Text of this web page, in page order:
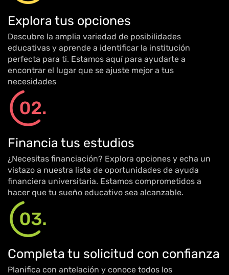
Explora tus opciones
Descubre la amplia variedad de posibilidades
educativas y aprende a identificar la institución
perfecta para ti. Estamos aquí para ayudarte a
encontrar el lugar que se ajuste mejor a tus
necesidades
Financia tus estudios
¿Necesitas financiación? Explora opciones y echa un
vistazo a nuestra lista de oportunidades de ayuda
financiera universitaria. Estamos comprometidos a
hacer que tu sueño educativo sea alcanzable.
Completa tu solicitud con confianza
Planifica con antelación y conoce todos los